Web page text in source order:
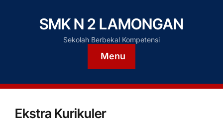
SMK N 2 LAMONGAN
Sekolah Berbekal Kompetensi
Menu
Ekstra Kurikuler